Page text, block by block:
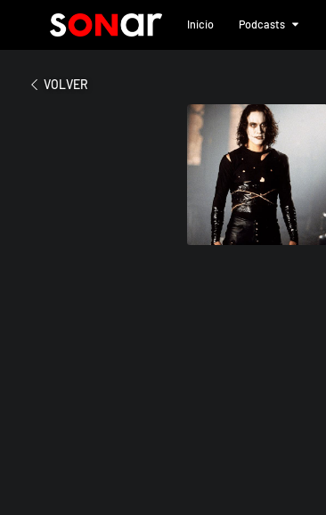
Inicio Podcasts
VOLVER